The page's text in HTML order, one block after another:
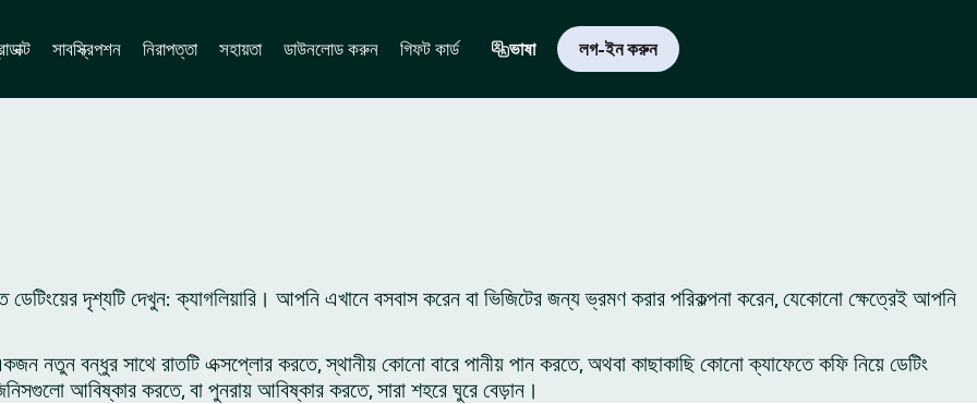
সাবস্ক্রিপশন নিরাপত্তা সহায়তা ডাউনলোড করুন গিফট কার্ড ভাষা লগ-ইন করুন
দৃশ্যটি দেখুন: ক্যাগলিয়ারি। আপনি এখানে বসবাস করেন বা ভিজিটের জন্য ভ্রমণ করার পরিকল্পনা করেন, যেকোনো ক্ষেত্রেই আপনি
বন্ধুর সাথে রাতটি এক্সপ্লোর করতে, স্থানীয় কোনো বারে পানীয় পান করতে, অথবা কাছাকাছি কোনো ক্যাফেতে কফি নিয়ে ডেটিং
আবিষ্কার করতে, বা পুনরায় আবিষ্কার করতে, সারা শহরে ঘুরে বেড়ান।